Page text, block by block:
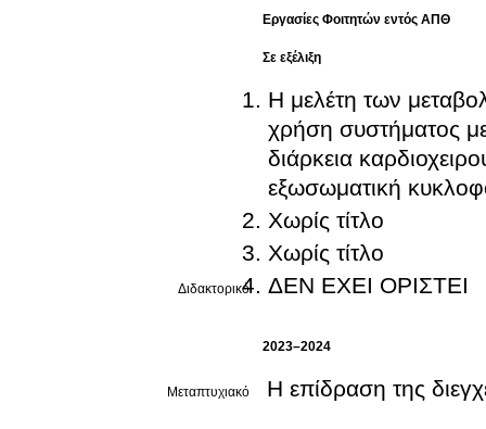
Εργασίες Φοιτητών εντός ΑΠΘ
Σε εξέλιξη
Διδακτορικό
Η μελέτη των
χρήση συστήματος
διάρκεια
εξωσωματική
Χωρίς τίτλο
Χωρίς τίτλο
ΔΕΝ ΕΧΕΙ ΟΡΙΣΤΕΙ
2023–2024
Μεταπτυχιακό Η επίδραση της